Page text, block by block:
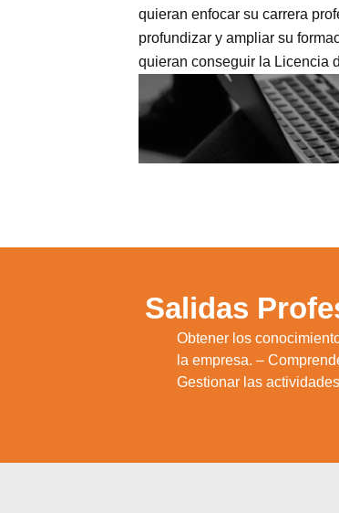
quieran enfocar su carrera
profundizar y ampliar su
quieran conseguir la Licencia
Salidas
Obtener los
la empresa. –
Gestionar las